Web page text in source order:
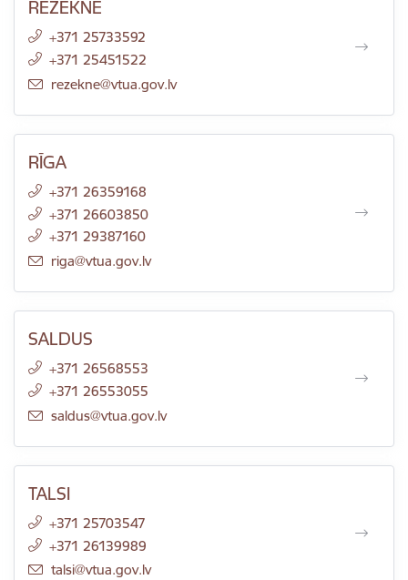
RĒZEKNE
+371 25733592
+371 25451522
E-pasts:
rezekne@vtua.gov.lv
RĪGA
+371 26359168
+371 26603850
+371 29387160
E-pasts:
riga@vtua.gov.lv
SALDUS
+371 26568553
+371 26553055
E-pasts:
saldus@vtua.gov.lv
TALSI
+371 25703547
+371 26139989
E-pasts:
talsi@vtua.gov.lv